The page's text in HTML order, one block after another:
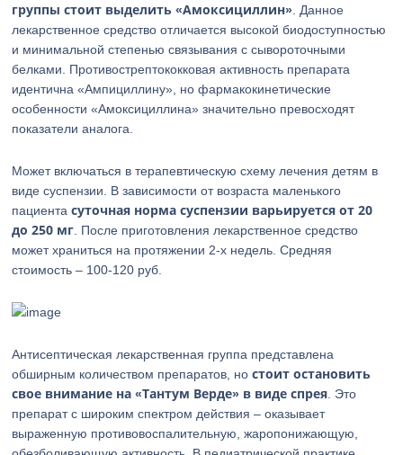
группы стоит выделить «Амоксициллин» . Данное
лекарственное средство отличается высокой биодоступностью
и минимальной степенью связывания с сывороточными
белками. Противострептококковая активность препарата
идентична «Ампициллину», но фармакокинетические
особенности «Амоксициллина» значительно превосходят
показатели аналога.
Может включаться в терапевтическую схему лечения детям в
виде суспензии. В зависимости от возраста маленького
пациентасуточная норма суспензии варьируется от 20
до 250 мг . После приготовления лекарственное средство
может храниться на протяжении 2-х недель. Средняя
стоимость – 100-120 руб.
Антисептическая лекарственная группа представлена
обширным количеством препаратов, ностоит остановить
свое внимание на «Тантум Верде» в виде спрея . Это
препарат с широким спектром действия – оказывает
выраженную противовоспалительную, жаропонижающую,